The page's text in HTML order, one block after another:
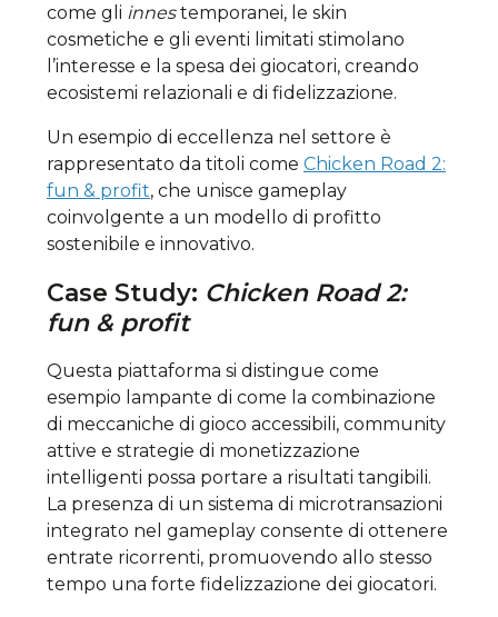
come gli innestemporanei, le skin
cosmetiche e gli eventi limitati stimolano
l’interesse e la spesa dei giocatori, creando
ecosistemi relazionali e di fidelizzazione.
Un esempio di eccellenza nel settore è
rappresentato da titoli come Chicken Road 2:
fun & profit, che unisce gameplay
coinvolgente a un modello di profitto
sostenibile e innovativo.
Case Study: Chicken Road 2:
fun & profit
Questa piattaforma si distingue come
esempio lampante di come la combinazione
di meccaniche di gioco accessibili, community
attive e strategie di monetizzazione
intelligenti possa portare a risultati tangibili.
La presenza di un sistema di microtransazioni
integrato nel gameplay consente di ottenere
entrate ricorrenti, promuovendo allo stesso
tempo una forte fidelizzazione dei giocatori.